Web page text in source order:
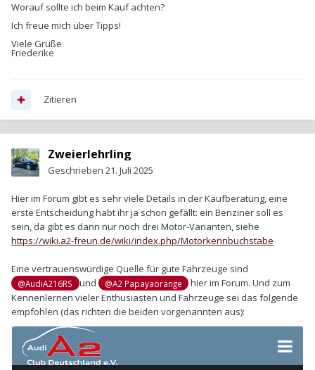
Worauf sollte ich beim Kauf achten?
Ich freue mich über Tipps!
Viele Grüße
Friederike
Zitieren
Zweierlehrling
Geschrieben 21. Juli 2025
Hier im Forum gibt es sehr viele Details in der Kaufberatung, eine
erste Entscheidung habt ihr ja schon gefällt: ein Benziner soll es
sein, da gibt es dann nur noch drei Motor-Varianten, siehe
https://wiki.a2-freun.de/wiki/index.php/Motorkennbuchstabe
Eine vertrauenswürdige Quelle für gute Fahrzeuge sind
@AudiA216RS und @A2 Papayaorange
hier im Forum. Und zum
Kennenlernen vieler Enthusiasten und Fahrzeuge sei das folgende
empfohlen (das richten die beiden vorgenannten aus):